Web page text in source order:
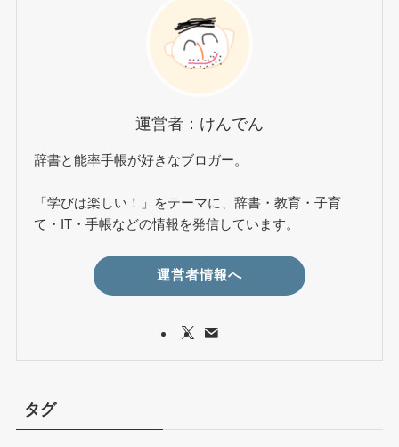
運営者：けんでん
辞書と能率手帳が好きなブロガー。
「学びは楽しい！」をテーマに、辞書・教育・子育
て・IT・手帳などの情報を発信しています。
運営者情報へ
タグ